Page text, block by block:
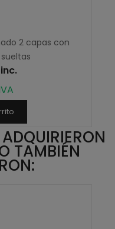
2 capas con
TAMBIÉN